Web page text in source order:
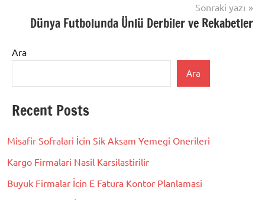
Sonraki yazı
Dünya Futbolunda Ünlü Derbiler ve Rekabetler
Ara
Ara
Recent Posts
Misafir Sofralari İcin Sik Aksam Yemegi Onerileri
Kargo Firmalari Nasil Karsilastirilir
Buyuk Firmalar İcin E Fatura Kontor Planlamasi